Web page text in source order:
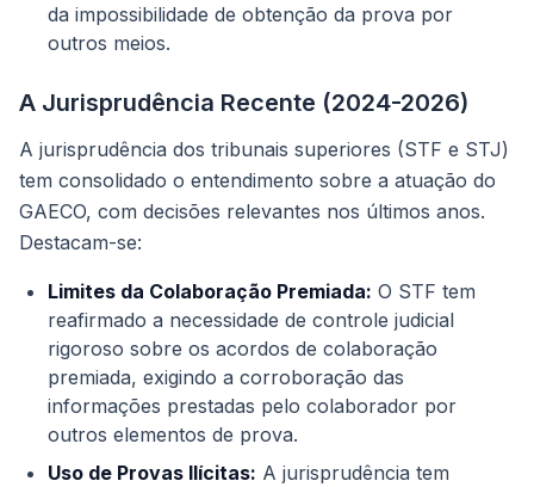
da impossibilidade de obtenção da prova por
outros meios.
A Jurisprudência Recente (2024-2026)
A jurisprudência dos tribunais superiores (STF e STJ)
tem consolidado o entendimento sobre a atuação do
GAECO, com decisões relevantes nos últimos anos.
Destacam-se:
Limites da Colaboração Premiada: O STF tem
reafirmado a necessidade de controle judicial
rigoroso sobre os acordos de colaboração
premiada, exigindo a corroboração das
informações prestadas pelo colaborador por
outros elementos de prova.
Uso de Provas Ilícitas: A jurisprudência tem